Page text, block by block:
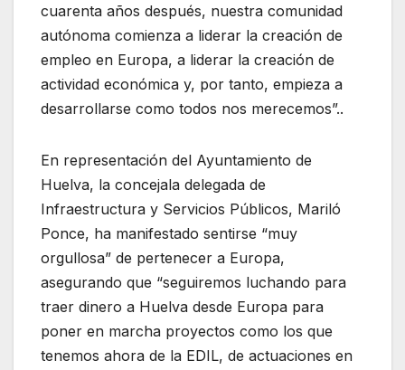
cuarenta años después, nuestra comunidad
autónoma comienza a liderar la creación de
empleo en Europa, a liderar la creación de
actividad económica y, por tanto, empieza a
desarrollarse como todos nos merecemos”..
En representación del Ayuntamiento de
Huelva, la concejala delegada de
Infraestructura y Servicios Públicos, Mariló
Ponce, ha manifestado sentirse “muy
orgullosa” de pertenecer a Europa,
asegurando que “seguiremos luchando para
traer dinero a Huelva desde Europa para
poner en marcha proyectos como los que
tenemos ahora de la EDIL, de actuaciones en